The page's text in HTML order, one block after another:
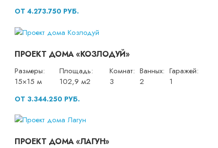
ОТ 4.273.750 РУБ.
ПРОЕКТ ДОМА «КОЗЛОДУЙ»
Размеры:
15×15 м
Площадь:
102,9 м2
Комнат:
3
Ванных:
2
Гаражей:
1
ОТ 3.344.250 РУБ.
ПРОЕКТ ДОМА «ЛАГУН»